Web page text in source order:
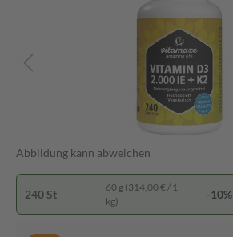
Abbildung kann abweichen
240 St
60 g (314,00 € / 1
kg)
-10%